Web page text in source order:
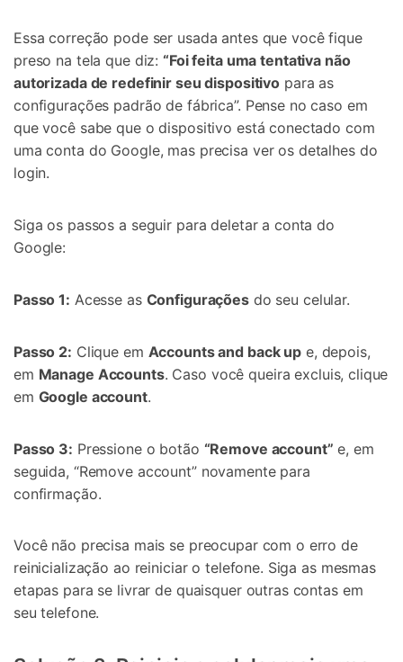
Essa correção pode ser usada antes que você fique
preso na tela que diz: “Foi feita uma tentativa não
autorizada de redefinir seu dispositivo para as
configurações padrão de fábrica”. Pense no caso em
que você sabe que o dispositivo está conectado com
uma conta do Google, mas precisa ver os detalhes do
login.
Siga os passos a seguir para deletar a conta do
Google:
Passo 1: Acesse as Configuraçõesdo seu celular.
Passo 2: Clique em Accounts and back up e, depois,
em Manage Accounts. Caso você queira excluis, clique
em Google account.
Passo 3: Pressione o botão “Remove account” e, em
seguida, “Remove account” novamente para
confirmação.
Você não precisa mais se preocupar com o erro de
reinicialização ao reiniciar o telefone. Siga as mesmas
etapas para se livrar de quaisquer outras contas em
seu telefone.